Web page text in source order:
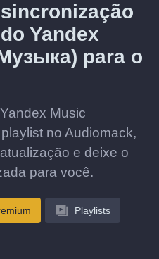
Yandex
para o
Music
no Audiomack,
e deixe o
para você.
Playlists